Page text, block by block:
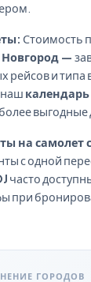
Стоимость
—
рейсов и типа
наш
выгодные
на самолет
с одной
часто
при
ГОРОДОВ